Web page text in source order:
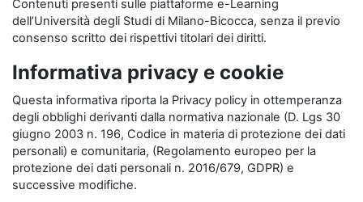
Contenuti presenti sulle piattaforme e-Learning
dell’Università degli Studi di Milano-Bicocca, senza il previo
consenso scritto dei rispettivi titolari dei diritti.
Informativa privacy e cookie
Questa informativa riporta la Privacy policy in ottemperanza
degli obblighi derivanti dalla normativa nazionale (D. Lgs 30
giugno 2003 n. 196, Codice in materia di protezione dei dati
personali) e comunitaria, (Regolamento europeo per la
protezione dei dati personali n. 2016/679, GDPR) e
successive modifiche.